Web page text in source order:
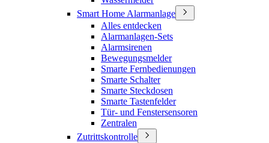
Smart Home Alarmanlage
Alles entdecken
Alarmanlagen-Sets
Alarmsirenen
Bewegungsmelder
Smarte Fernbedienungen
Smarte Schalter
Smarte Steckdosen
Smarte Tastenfelder
Tür- und Fenstersensoren
Zentralen
Zutrittskontrolle